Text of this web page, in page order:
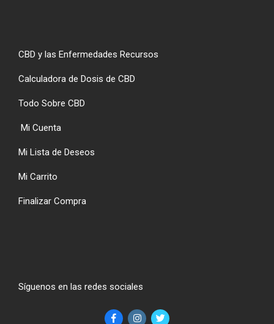
CBD y las Enfermedades Recursos
Calculadora de Dosis de CBD
Todo Sobre CBD
Mi Cuenta
Mi Lista de Deseos
Mi Carrito
Finalizar Compra
Síguenos en las redes sociales